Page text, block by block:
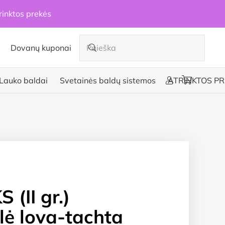
prekės
Dovanų kuponai
baldai Svetainės baldų sistemos ATRINKTOS
(II gr.)
lova-tachta